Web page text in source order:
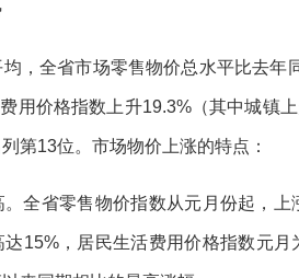
，全省市场零售物价总水平比去年
用价格指数上升19.3%（其中城镇
第13位。市场物价上涨的特点：
全省零售物价指数从元月份起，
15%，居民生活费用价格指数元